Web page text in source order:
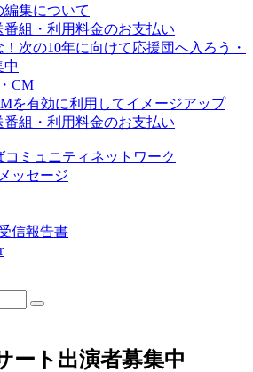
編集について
番組・利用料金のお支払い
！次の10年に向けて応援団へ入ろう・
中
CM
を有効に利用してイメージアップ
番組・利用料金のお支払い
コミュニティネットワーク
ッセージ
信報告書
ート出演者募集中